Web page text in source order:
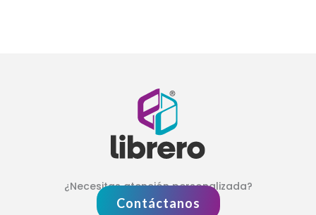
¿Necesitas atención personalizada?
Contáctanos